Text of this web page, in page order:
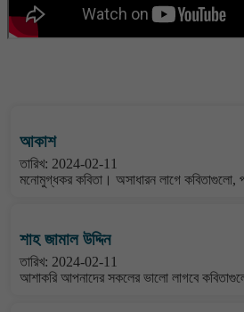
আকাশ
তারিখ: 2024-02-11
মনোমুগ্ধকর কবিতা। অসাধারন লাগে কবিতাগুলো,
শাহ জামাল উদ্দিন
তারিখ: 2024-02-11
আশাকরি আপনাদের সকলের ভালো লাগবে